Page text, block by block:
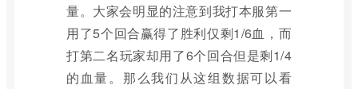
量。大家会明显的注意到我打本服第一
用了5个回合赢得了胜利仅剩1/6血，而
打第二名玩家却用了6个回合但是剩1/4
的血量。那么我们从这组数据可以看